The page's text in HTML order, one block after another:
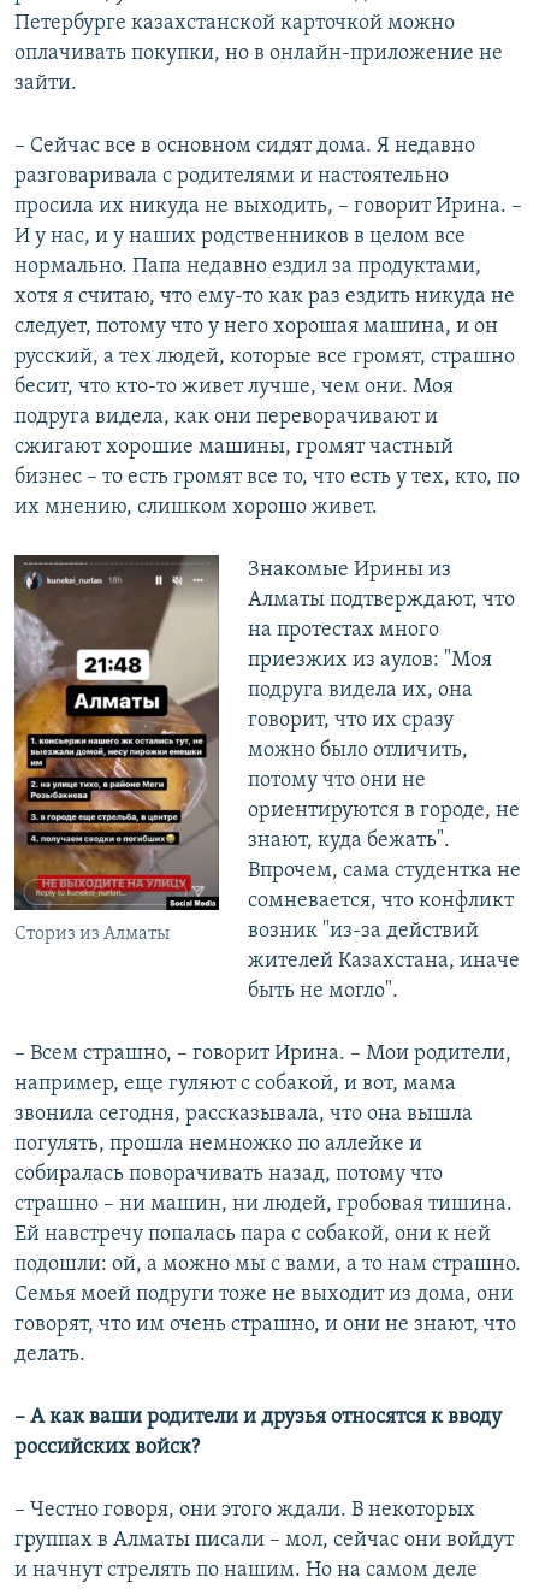
Петербурге казахстанской карточкой можно
оплачивать покупки, но в онлайн-приложение не
зайти.
– Сейчас все в основном сидят дома. Я недавно
разговаривала с родителями и настоятельно
просила их никуда не выходить, – говорит Ирина. –
И у нас, и у наших родственников в целом все
нормально. Папа недавно ездил за продуктами,
хотя я считаю, что ему-то как раз ездить никуда не
следует, потому что у него хорошая машина, и он
русский, а тех людей, которые все громят, страшно
бесит, что кто-то живет лучше, чем они. Моя
подруга видела, как они переворачивают и
сжигают хорошие машины, громят частный
бизнес – то есть громят все то, что есть у тех, кто, по
их мнению, слишком хорошо живет.
Сториз из Алматы
Знакомые Ирины из
Алматы подтверждают, что
на протестах много
приезжих из аулов: "Моя
подруга видела их, она
говорит, что их сразу
можно было отличить,
потому что они не
ориентируются в городе, не
знают, куда бежать".
Впрочем, сама студентка не
сомневается, что конфликт
возник "из-за действий
жителей Казахстана, иначе
быть не могло".
– Всем страшно, – говорит Ирина. – Мои родители,
например, еще гуляют с собакой, и вот, мама
звонила сегодня, рассказывала, что она вышла
погулять, прошла немножко по аллейке и
собиралась поворачивать назад, потому что
страшно – ни машин, ни людей, гробовая тишина.
Ей навстречу попалась пара с собакой, они к ней
подошли: ой, а можно мы с вами, а то нам страшно.
Семья моей подруги тоже не выходит из дома, они
говорят, что им очень страшно, и они не знают, что
делать.
– А как ваши родители и друзья относятся к вводу
российских войск?
– Честно говоря, они этого ждали. В некоторых
группах в Алматы писали – мол, сейчас они войдут
и начнут стрелять по нашим. Но на самом деле